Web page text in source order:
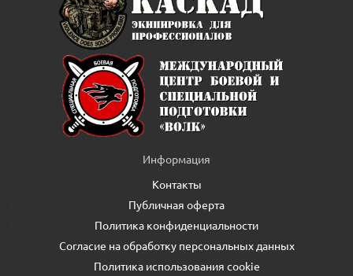
Информация
Контакты
Публичная оферта
Политика конфиденциальности
Согласие на обработку персональных данных
Политика использования cookie